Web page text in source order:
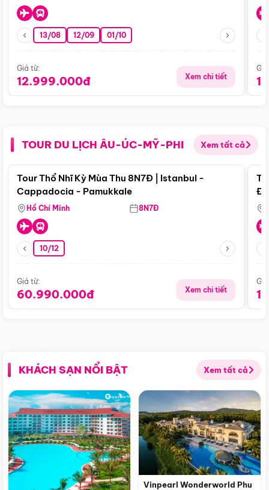
13/08 12/09 01/10
Giá từ:
12.999.000đ Xem chi tiết
TOUR DU LỊCH ÂU-ÚC-MỸ-PHI Xem tất cả
Điểm nổi bật
Tour Thổ Nhĩ Kỳ Mùa Thu 8N7Đ | Istanbul -
Cappadocia - Pamukkale
Hồ Chí Minh 8N7Đ
10/12
Giá từ:
60.990.000đ Xem chi tiết
KHÁCH SẠN NỔI BẬT Xem tất cả
Vinpearl Wonderworld Phu